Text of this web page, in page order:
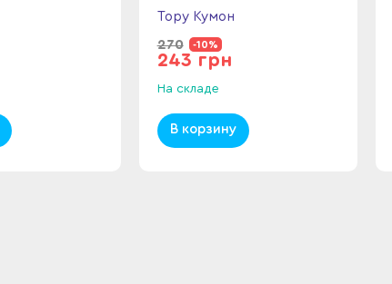
Тору Кумон
270 -10%
243 грн
На складе
В корзину